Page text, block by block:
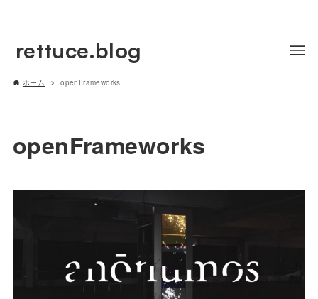
rettuce.blog
ホーム openFrameworks
openFrameworks